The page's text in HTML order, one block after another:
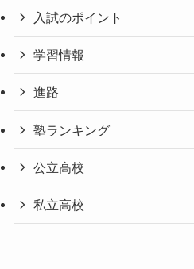
入試のポイント
学習情報
進路
塾ランキング
公立高校
私立高校